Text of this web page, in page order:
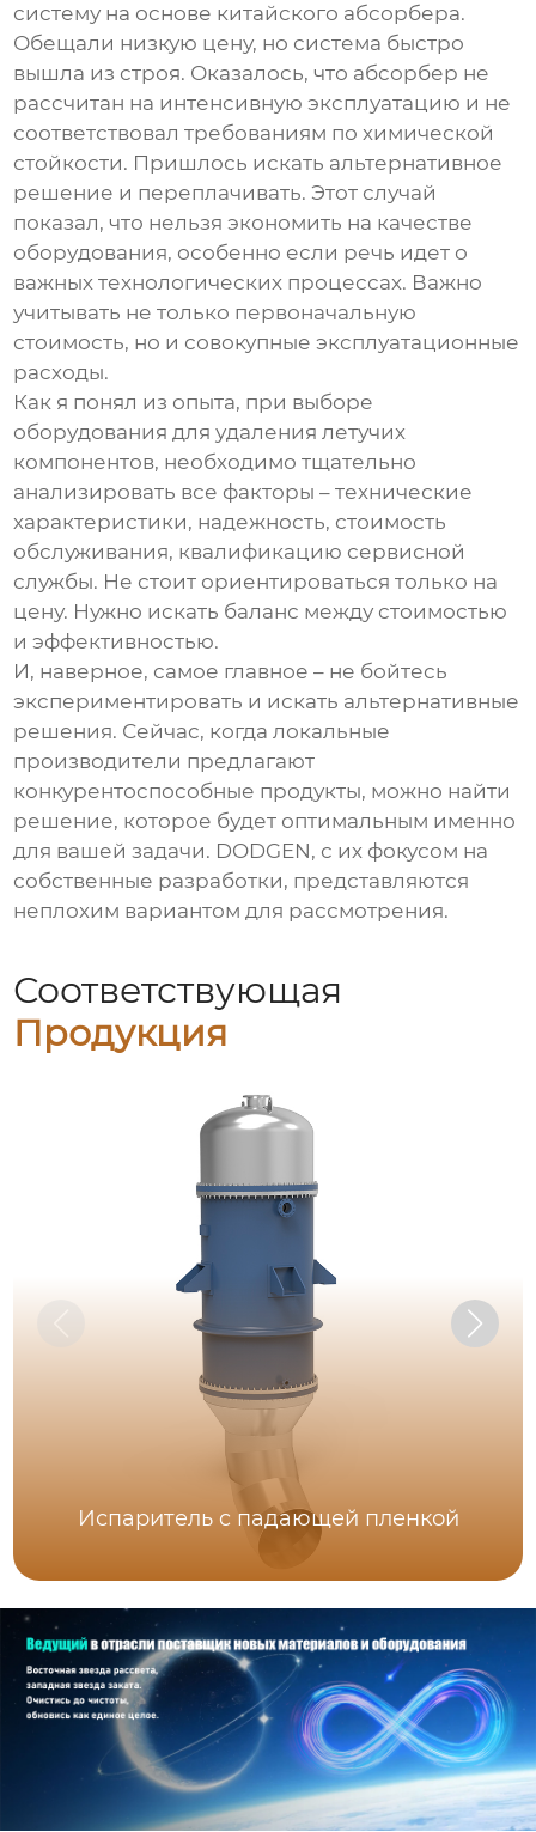
систему на основе китайского абсорбера.
Обещали низкую цену, но система быстро
вышла из строя. Оказалось, что абсорбер не
рассчитан на интенсивную эксплуатацию и не
соответствовал требованиям по химической
стойкости. Пришлось искать альтернативное
решение и переплачивать. Этот случай
показал, что нельзя экономить на качестве
оборудования, особенно если речь идет о
важных технологических процессах. Важно
учитывать не только первоначальную
стоимость, но и совокупные эксплуатационные
расходы.
Как я понял из опыта, при выборе
оборудования дляудаления летучих
компонентов, необходимо тщательно
анализировать все факторы – технические
характеристики, надежность, стоимость
обслуживания, квалификацию сервисной
службы. Не стоит ориентироваться только на
цену. Нужно искать баланс между стоимостью
и эффективностью.
И, наверное, самое главное – не бойтесь
экспериментировать и искать альтернативные
решения. Сейчас, когда локальные
производители предлагают
конкурентоспособные продукты, можно найти
решение, которое будет оптимальным именно
для вашей задачи. DODGEN, с их фокусом на
собственные разработки, представляются
неплохим вариантом для рассмотрения.
Соответствующая
Продукция
Испаритель c падающей пленкой